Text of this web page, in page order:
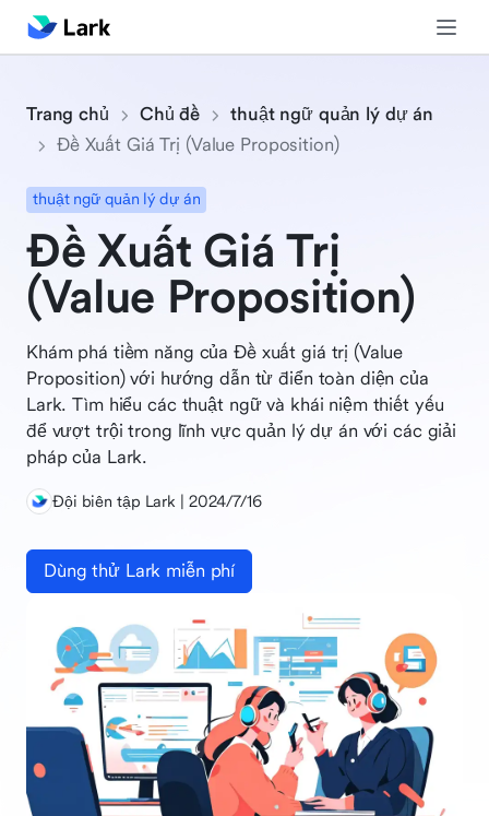
Trang chủ Chủ đề
thuật ngữ quản lý dự án
Đề Xuất Giá Trị (Value Proposition)
thuật ngữ quản lý dự án
Đề Xuất Giá Trị
(Value Proposition)
Khám phá tiềm năng của Đề xuất giá trị (Value
Proposition) với hướng dẫn từ điển toàn diện của
Lark. Tìm hiểu các thuật ngữ và khái niệm thiết yếu
để vượt trội trong lĩnh vực quản lý dự án với các giải
pháp của Lark.
Đội biên tập Lark | 2024/7/16
Dùng thử Lark miễn phí